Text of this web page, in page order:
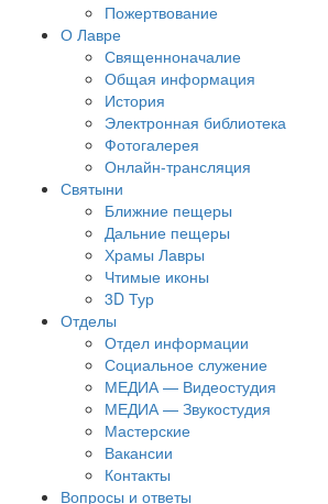
Пожертвование
О Лавре
Священноначалие
Общая информация
История
Электронная библиотека
Фотогалерея
Онлайн-трансляция
Святыни
Ближние пещеры
Дальние пещеры
Храмы Лавры
Чтимые иконы
3D Тур
Отделы
Отдел информации
Социальное служение
МЕДИА — Видеостудия
МЕДИА — Звукостудия
Мастерские
Вакансии
Контакты
Вопросы и ответы